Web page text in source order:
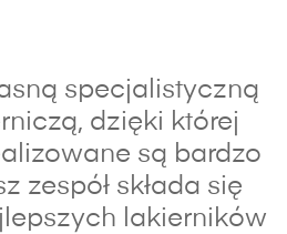
specjalistyczną
dzięki której
są bardzo
zespół składa się
lakierników